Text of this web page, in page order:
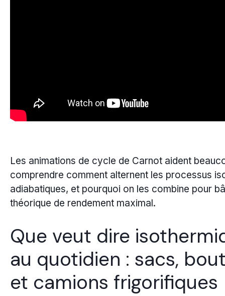
Les animations de cycle de Carnot aident
comprendre comment alternent les processus
adiabatiques, et pourquoi on les combine pour
théorique de rendement maximal.
Que veut dire
au quotidien : sacs,
et camions frigorifiques